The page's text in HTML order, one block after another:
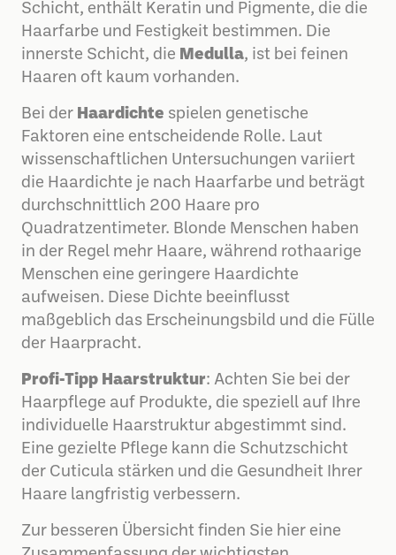
Schicht, enthält Keratin und Pigmente, die die
Haarfarbe und Festigkeit bestimmen. Die
innerste Schicht, die Medulla, ist bei feinen
Haaren oft kaum vorhanden.
Bei der Haardichte spielen genetische
Faktoren eine entscheidende Rolle. Laut
wissenschaftlichen Untersuchungen variiert
die Haardichte je nach Haarfarbe und beträgt
durchschnittlich 200 Haare pro
Quadratzentimeter. Blonde Menschen haben
in der Regel mehr Haare, während rothaarige
Menschen eine geringere Haardichte
aufweisen. Diese Dichte beeinflusst
maßgeblich das Erscheinungsbild und die Fülle
der Haarpracht.
Profi-Tipp Haarstruktur: Achten Sie bei der
Haarpflege auf Produkte, die speziell auf Ihre
individuelle Haarstruktur abgestimmt sind.
Eine gezielte Pflege kann die Schutzschicht
der Cuticula stärken und die Gesundheit Ihrer
Haare langfristig verbessern.
Zur besseren Übersicht finden Sie hier eine